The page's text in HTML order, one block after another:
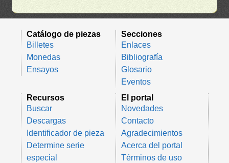
Catálogo de piezas
Billetes
Monedas
Ensayos
Secciones
Enlaces
Bibliografía
Glosario
Eventos
Recursos
Buscar
Descargas
Identificador de pieza
Determine serie
especial
El portal
Novedades
Contacto
Agradecimientos
Acerca del portal
Términos de uso